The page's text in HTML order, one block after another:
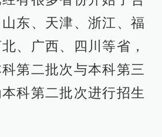
东、天津、浙江、福
、广西、四川等省，
第二批次与本科第三
科第二批次进行招生